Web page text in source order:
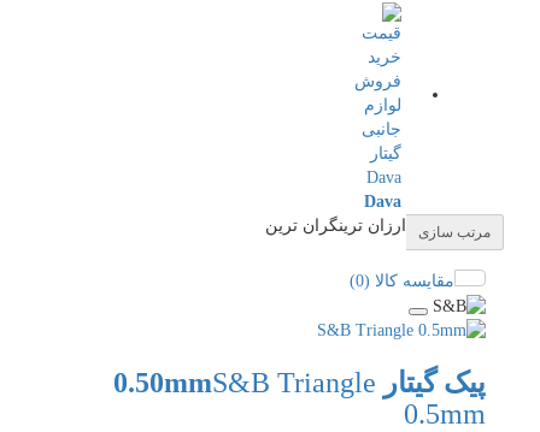
Dava
مرتب سازی ارزان ترینگران ترین
مقایسه کالا (0)
پیک گیتار 0.50mm S&B Triangle
0.5mm